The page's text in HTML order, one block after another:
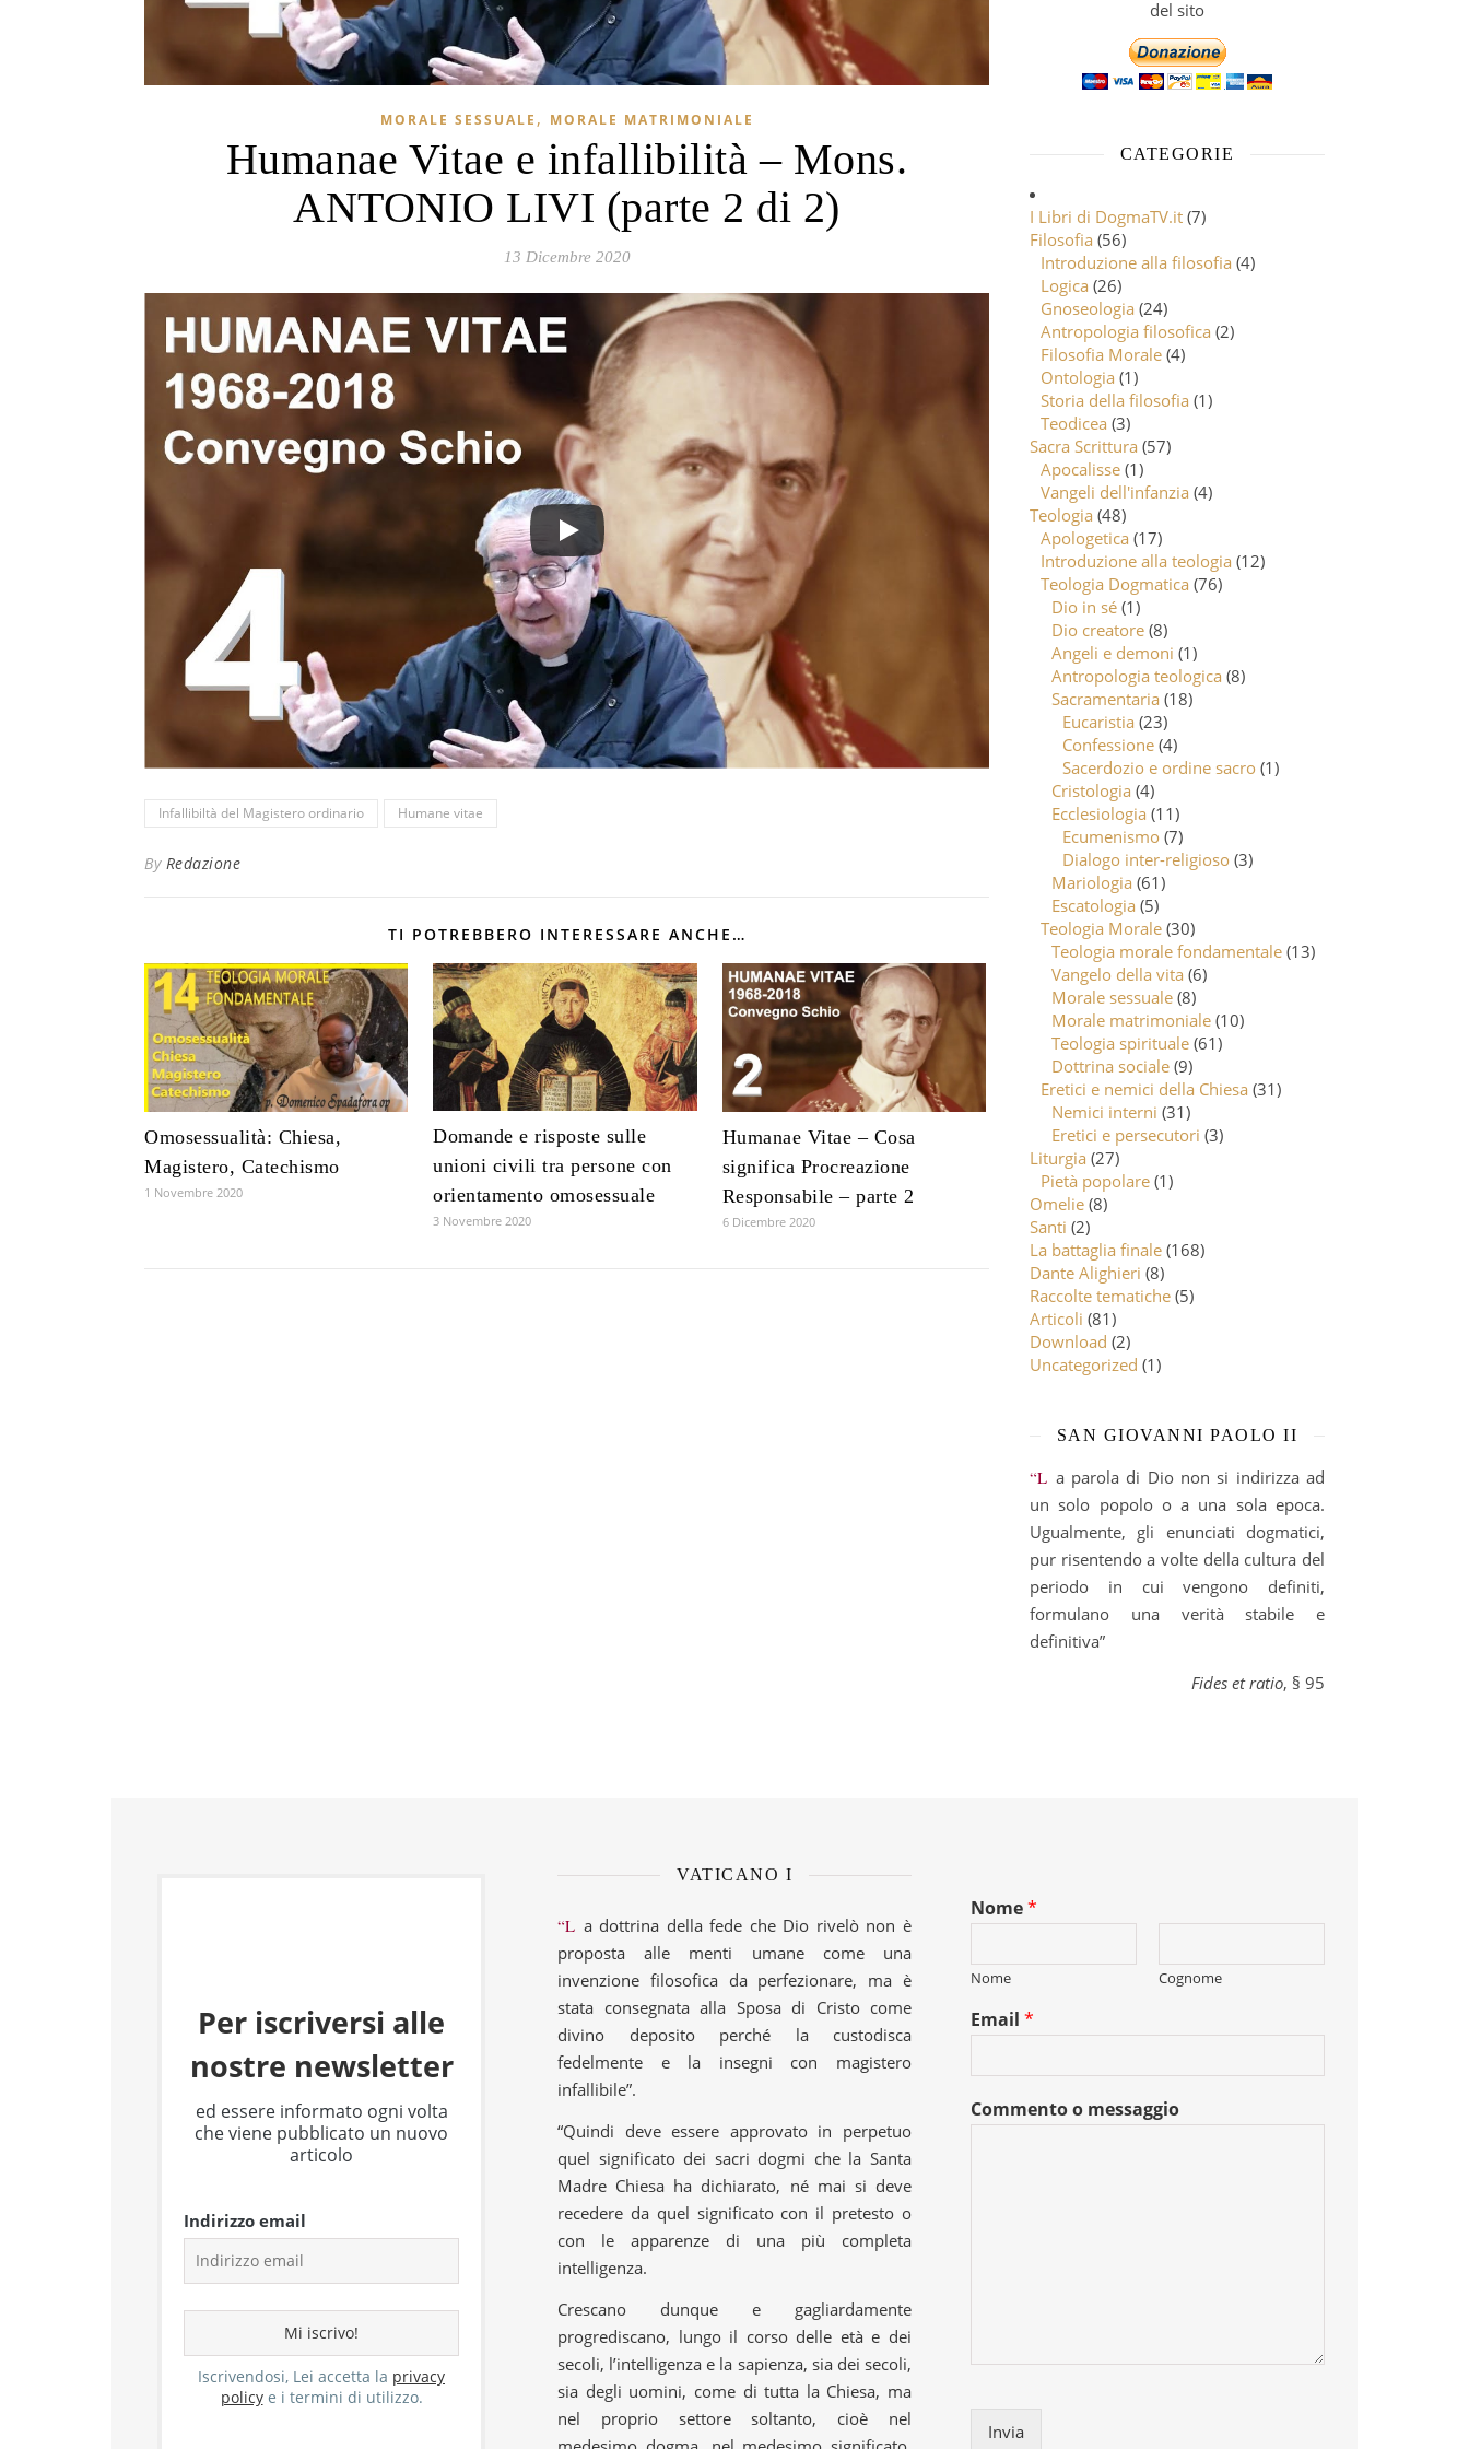
MORALE SESSUALE , MORALE MATRIMONIALE
Humanae Vitae e infallibilità – Mons.
ANTONIO LIVI (parte 2 di 2)
13 Dicembre 2020
Infallibiltà del Magistero ordinario Humane vitae
By Redazione
TI POTREBBERO INTERESSARE ANCHE…
Omosessualità: Chiesa,
Magistero, Catechismo
1 Novembre 2020
Domande e risposte sulle
unioni civili tra persone con
orientamento omosessuale
3 Novembre 2020
Humanae Vitae – Cosa
significa Procreazione
Responsabile – parte 2
6 Dicembre 2020
del sito
CATEGORIE
I Libri di DogmaTV.it (7)
Filosofia (56)
Introduzione alla filosofia (4)
Logica (26)
Gnoseologia (24)
Antropologia filosofica (2)
Filosofia Morale (4)
Ontologia (1)
Storia della filosofia (1)
Teodicea (3)
Sacra Scrittura (57)
Apocalisse (1)
Vangeli dell'infanzia (4)
Teologia (48)
Apologetica (17)
Introduzione alla teologia (12)
Teologia Dogmatica (76)
Dio in sé (1)
Dio creatore (8)
Angeli e demoni (1)
Antropologia teologica (8)
Sacramentaria (18)
Eucaristia (23)
Confessione (4)
Sacerdozio e ordine sacro (1)
Cristologia (4)
Ecclesiologia (11)
Ecumenismo (7)
Dialogo inter-religioso (3)
Mariologia (61)
Escatologia (5)
Teologia Morale (30)
Teologia morale fondamentale (13)
Vangelo della vita (6)
Morale sessuale (8)
Morale matrimoniale (10)
Teologia spirituale (61)
Dottrina sociale (9)
Eretici e nemici della Chiesa (31)
Nemici interni (31)
Eretici e persecutori (3)
Liturgia (27)
Pietà popolare (1)
Omelie (8)
Santi (2)
La battaglia finale (168)
Dante Alighieri (8)
Raccolte tematiche (5)
Articoli (81)
Download (2)
Uncategorized (1)
SAN GIOVANNI PAOLO II
“La parola di Dio non si indirizza ad
un solo popolo o a una sola epoca.
Ugualmente, gli enunciati dogmatici,
pur risentendo a volte della cultura del
periodo in cui vengono definiti,
formulano una verità stabile e
definitiva”
Fides et ratio, § 95
Per iscriversi alle
nostre newsletter
ed essere informato ogni volta
che viene pubblicato un nuovo
articolo
Indirizzo email
Iscrivendosi, Lei accetta la privacy
policye i termini di utilizzo.
VATICANO I
“La dottrina della fede che Dio rivelò non è
proposta alle menti umane come una
invenzione filosofica da perfezionare, ma è
stata consegnata alla Sposa di Cristo come
divino deposito perché la custodisca
fedelmente e la insegni con magistero
infallibile”.
“Quindi deve essere approvato in perpetuo
quel significato dei sacri dogmi che la Santa
Madre Chiesa ha dichiarato, né mai si deve
recedere da quel significato con il pretesto o
con le apparenze di una più completa
intelligenza.
Crescano dunque e gagliardamente
progrediscano, lungo il corso delle età e dei
secoli, l’intelligenza e la sapienza, sia dei secoli,
sia degli uomini, come di tutta la Chiesa, ma
nel proprio settore soltanto, cioè nel
Nome*
Nome Cognome
Email *
Commento o messaggio
Invia